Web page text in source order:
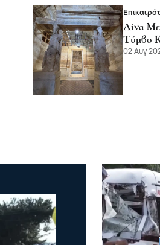
Λίνα
Τύμβο
02 Αυγ